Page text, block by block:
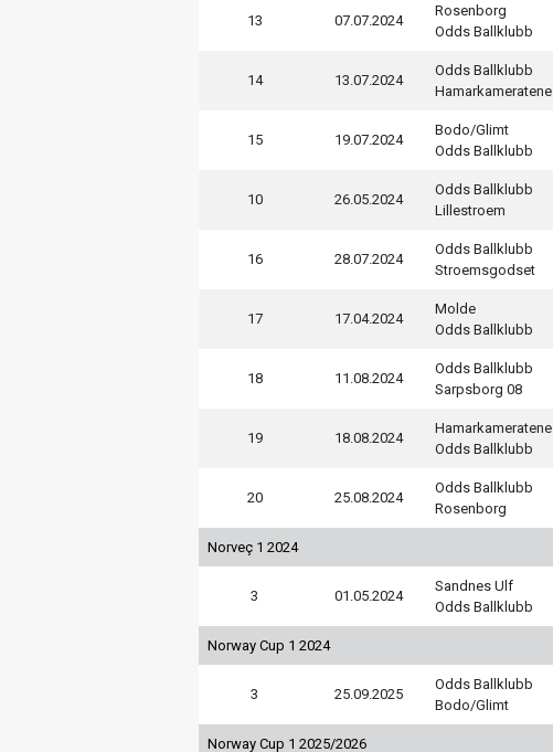
13 07.07.2024
Rosenborg
Odds Ballklubb
14 13.07.2024
Odds Ballklubb
Hamarkameratene
15 19.07.2024
Bodo/Glimt
Odds Ballklubb
10 26.05.2024
Odds Ballklubb
Lillestroem
16 28.07.2024
Odds Ballklubb
Stroemsgodset
17 17.04.2024
Molde
Odds Ballklubb
18 11.08.2024
Odds Ballklubb
Sarpsborg 08
19 18.08.2024
Hamarkameratene
Odds Ballklubb
20 25.08.2024
Odds Ballklubb
Rosenborg
Norveç 1 2024
3 01.05.2024
Sandnes Ulf
Odds Ballklubb
Norway Cup 1 2024
3 25.09.2025
Odds Ballklubb
Bodo/Glimt
Norway Cup 1 2025/2026